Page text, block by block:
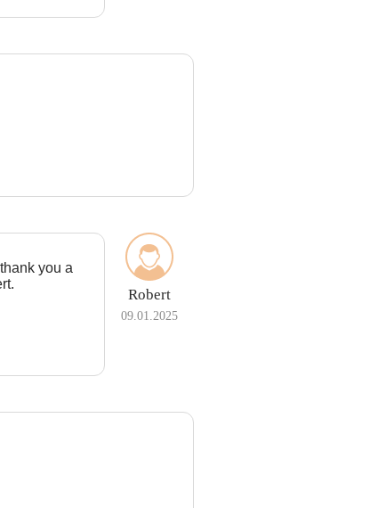
Robert
09.01.2025
you a